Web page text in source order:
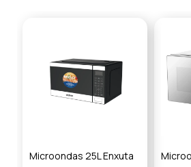
Microondas 25L Enxuta